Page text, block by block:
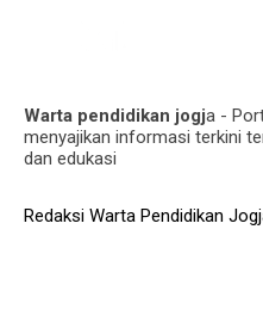
Warta pendidikan jogja -
menyajikan informasi terkini
dan edukasi
Redaksi Warta Pendidikan